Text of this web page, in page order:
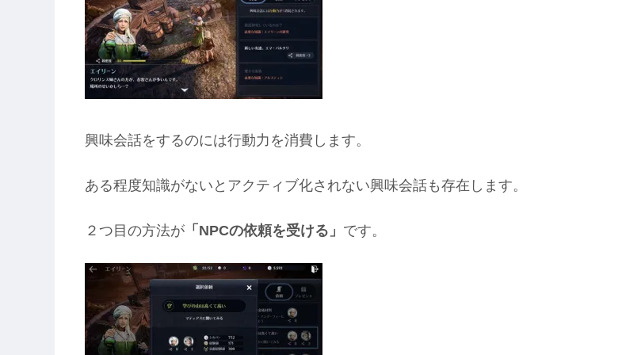
興味会話をするのには行動力を消費します。
ある程度知識がないとアクティブ化されない興味会話も存在します。
２つ目の方法が 「NPCの依頼を受ける」 です。